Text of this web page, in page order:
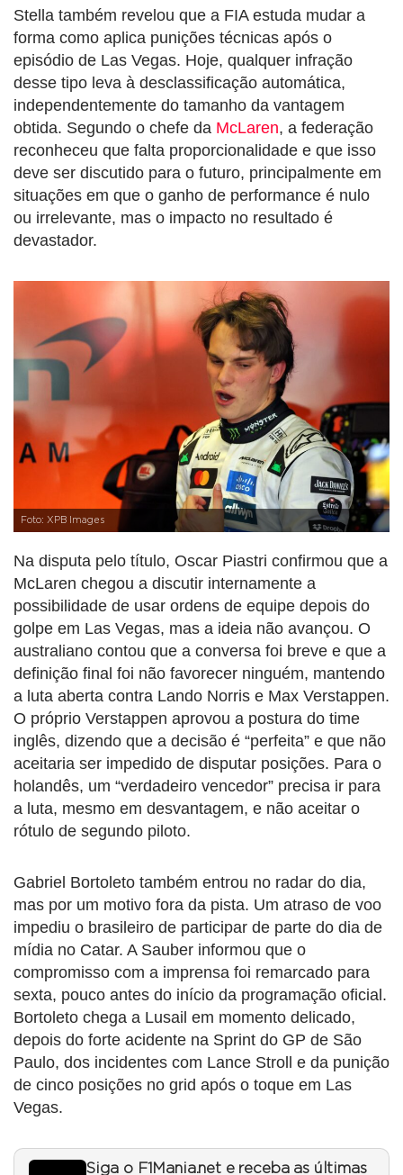
Stella também revelou que a FIA estuda mudar a
forma como aplica punições técnicas após o
episódio de Las Vegas. Hoje, qualquer infração
desse tipo leva à desclassificação automática,
independentemente do tamanho da vantagem
obtida. Segundo o chefe da McLaren, a federação
reconheceu que falta proporcionalidade e que isso
deve ser discutido para o futuro, principalmente em
situações em que o ganho de performance é nulo
ou irrelevante, mas o impacto no resultado é
devastador.
Foto: XPB Images
Na disputa pelo título, Oscar Piastri confirmou que a
McLaren chegou a discutir internamente a
possibilidade de usar ordens de equipe depois do
golpe em Las Vegas, mas a ideia não avançou. O
australiano contou que a conversa foi breve e que a
definição final foi não favorecer ninguém, mantendo
a luta aberta contra Lando Norris e Max Verstappen.
O próprio Verstappen aprovou a postura do time
inglês, dizendo que a decisão é “perfeita” e que não
aceitaria ser impedido de disputar posições. Para o
holandês, um “verdadeiro vencedor” precisa ir para
a luta, mesmo em desvantagem, e não aceitar o
rótulo de segundo piloto.
Gabriel Bortoleto também entrou no radar do dia,
mas por um motivo fora da pista. Um atraso de voo
impediu o brasileiro de participar de parte do dia de
mídia no Catar. A Sauber informou que o
compromisso com a imprensa foi remarcado para
sexta, pouco antes do início da programação oficial.
Bortoleto chega a Lusail em momento delicado,
depois do forte acidente na Sprint do GP de São
Paulo, dos incidentes com Lance Stroll e da punição
de cinco posições no grid após o toque em Las
Vegas.
Siga o F1Mania.net e receba as últimas